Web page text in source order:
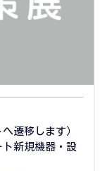
遷移します）
新規機器・設